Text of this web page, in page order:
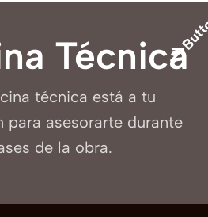
Técnica
técnica está a tu
para asesorarte durante
de la obra.